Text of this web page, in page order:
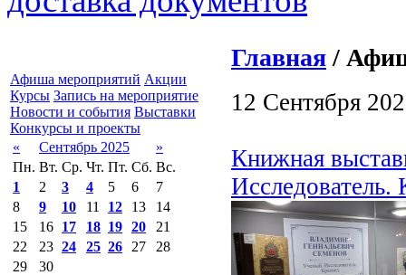
Афиша мероприятий Акции
Курсы Запись на мероприятие
Новости и события Выставки
Конкурсы и проекты
«
Сентябрь 2025
»
Пн. Вт. Ср. Чт. Пт. Сб. Вс.
1
2 3 4 5 6
7
8
9 10 11 12 13
14
15
16 17 18 19 20
21
22
23 24 25 26 27
28
29
30
Главная /
12 Сентября
Книжная
Исследователь.